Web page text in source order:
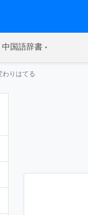
中国語辞書(current)
わりはてる